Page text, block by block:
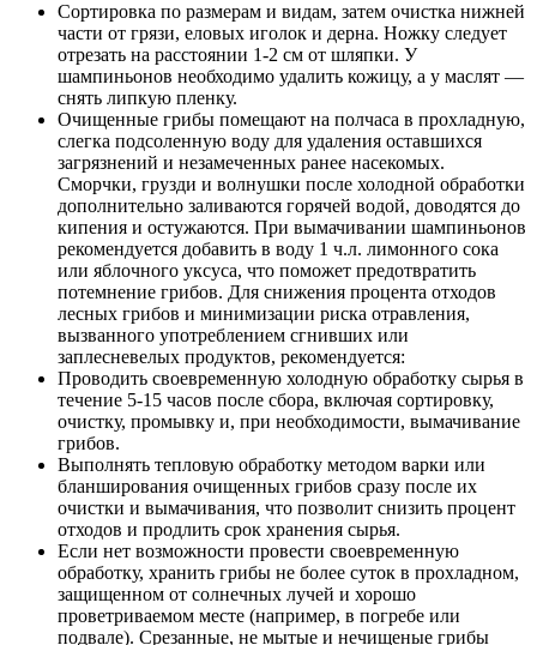
Сортировка по размерам и видам, затем очистка нижней
части от грязи, еловых иголок и дерна. Ножку следует
отрезать на расстоянии 1-2 см от шляпки. У
шампиньонов необходимо удалить кожицу, а у маслят —
снять липкую пленку.
Очищенные грибы помещают на полчаса в прохладную,
слегка подсоленную воду для удаления оставшихся
загрязнений и незамеченных ранее насекомых.
Сморчки, грузди и волнушки после холодной обработки
дополнительно заливаются горячей водой, доводятся до
кипения и остужаются. При вымачивании шампиньонов
рекомендуется добавить в воду 1 ч.л. лимонного сока
или яблочного уксуса, что поможет предотвратить
потемнение грибов. Для снижения процента отходов
лесных грибов и минимизации риска отравления,
вызванного употреблением сгнивших или
заплесневелых продуктов, рекомендуется:
Проводить своевременную холодную обработку сырья в
течение 5-15 часов после сбора, включая сортировку,
очистку, промывку и, при необходимости, вымачивание
грибов.
Выполнять тепловую обработку методом варки или
бланширования очищенных грибов сразу после их
очистки и вымачивания, что позволит снизить процент
отходов и продлить срок хранения сырья.
Если нет возможности провести своевременную
обработку, хранить грибы не более суток в прохладном,
защищенном от солнечных лучей и хорошо
проветриваемом месте (например, в погребе или
подвале). Срезанные, не мытые и нечищеные грибы